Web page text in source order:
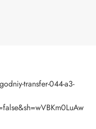
прижимая
ее на себя.
после нанесения
основе, матовый,
transfer-044-a3-